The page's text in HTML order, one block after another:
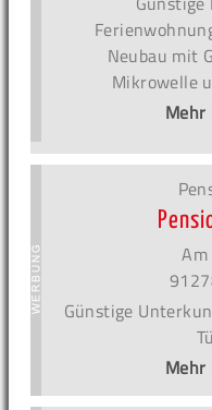
Neubau mit
Mikrowelle
Am
Günstige